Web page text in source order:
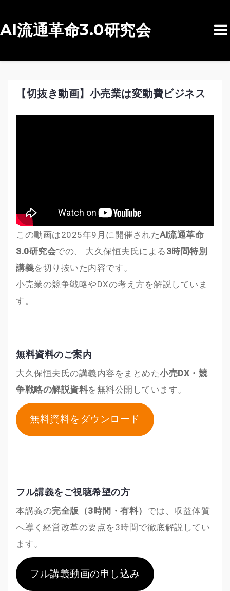
コ
AI流通革命3.0研究会
【切抜き動画】小売業は変動費ビジネス
この動画は2025年9月に開催されたAI流通革命
3.0研究会での、 大久保恒夫氏による 3時間特別
講義を切り抜いた内容です。
小売業の競争戦略やDXの考え方を解説していま
す。
無料資料のご案内
大久保恒夫氏の講義内容をまとめた小売DX・競
争戦略の解説資料を無料公開しています。
無料資料をダウンロード
フル講義をご視聴希望の方
本講義の完全版（3時間・有料） では、収益体質
へ導く経営改革の要点を3時間で徹底解説してい
ます。
フル講義動画の申し込み